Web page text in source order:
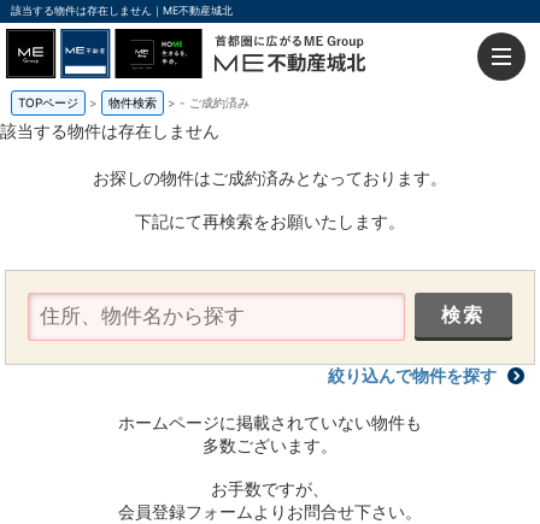
該当する物件は存在しません｜ME不動産城北
TOPページ 物件検索 - ご成約済み
該当する物件は存在しません
お探しの物件はご成約済みとなっております。
下記にて再検索をお願いたします。
絞り込んで物件を探す
ホームページに掲載されていない物件も
多数ございます。
お手数ですが、
会員登録フォームよりお問合せ下さい。